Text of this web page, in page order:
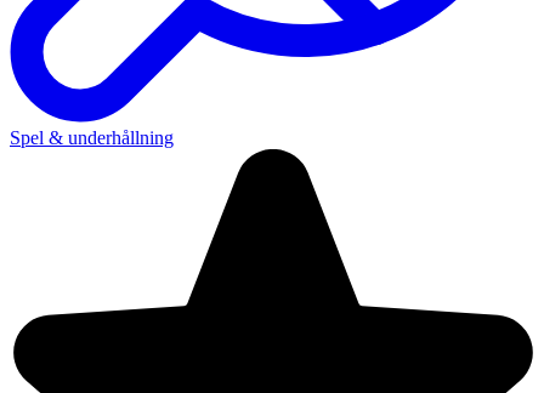
Spel & underhållning